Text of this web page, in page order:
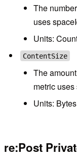
The
uses
Units:
ContentSize
The
metric
Units: Bytes
re:Post